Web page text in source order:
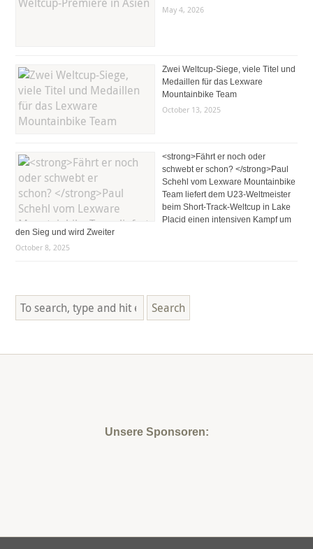
May 4, 2026
Zwei Weltcup-Siege, viele Titel und
Medaillen für das Lexware
Mountainbike Team
October 13, 2025
<strong>Fährt er noch oder
schwebt er schon? </strong>Paul
Schehl vom Lexware Mountainbike
Team liefert dem U23-Weltmeister
beim Short-Track-Weltcup in Lake
Placid einen intensiven Kampf um
den Sieg und wird Zweiter
October 8, 2025
Search
Unsere Sponsoren: